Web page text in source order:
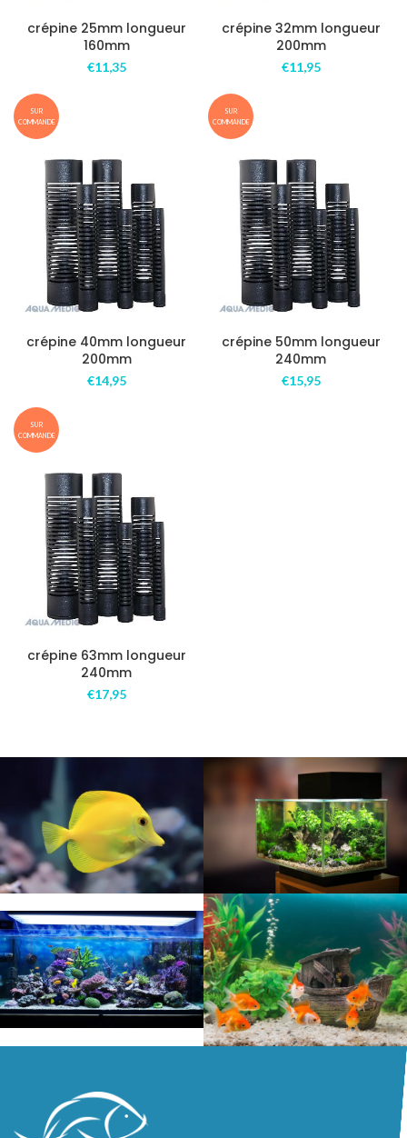
crépine 25mm longueur
160mm
€11,35
crépine 32mm longueur
200mm
€11,95
SUR
COMMANDE
crépine 40mm longueur
200mm
€14,95
SUR
COMMANDE
crépine 50mm longueur
240mm
€15,95
SUR
COMMANDE
crépine 63mm longueur
240mm
€17,95